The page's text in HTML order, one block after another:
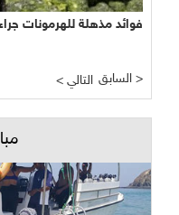
فوائد مذهلة للهرمونات
< التالي السابق >